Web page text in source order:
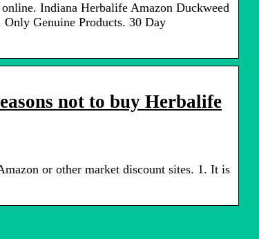
Indiana Herbalife Amazon Duckweed
Genuine Products. 30 Day
not to buy Herbalife
or other market discount sites. 1. It is